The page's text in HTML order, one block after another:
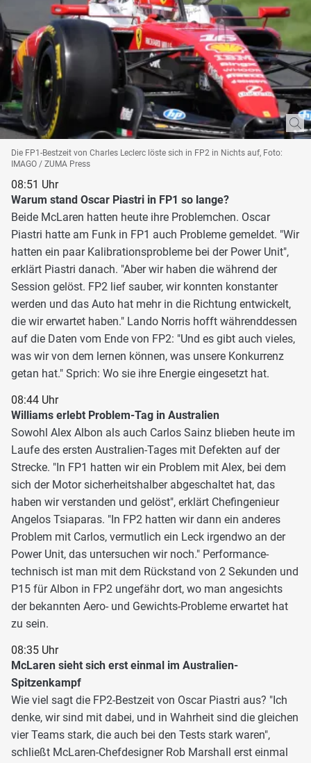
Die FP1-Bestzeit von Charles Leclerc löste sich in FP2 in Nichts auf, Foto:
IMAGO / ZUMA Press
08:51 Uhr
Warum stand Oscar Piastri in FP1 so lange?
Beide McLaren hatten heute ihre Problemchen. Oscar
Piastri hatte am Funk in FP1 auch Probleme gemeldet. "Wir
hatten ein paar Kalibrationsprobleme bei der Power Unit",
erklärt Piastri danach. "Aber wir haben die während der
Session gelöst. FP2 lief sauber, wir konnten konstanter
werden und das Auto hat mehr in die Richtung entwickelt,
die wir erwartet haben." Lando Norris hofft währenddessen
auf die Daten vom Ende von FP2: "Und es gibt auch vieles,
was wir von dem lernen können, was unsere Konkurrenz
getan hat." Sprich: Wo sie ihre Energie eingesetzt hat.
08:44 Uhr
Williams erlebt Problem-Tag in Australien
Sowohl Alex Albon als auch Carlos Sainz blieben heute im
Laufe des ersten Australien-Tages mit Defekten auf der
Strecke. "In FP1 hatten wir ein Problem mit Alex, bei dem
sich der Motor sicherheitshalber abgeschaltet hat, das
haben wir verstanden und gelöst", erklärt Chefingenieur
Angelos Tsiaparas. "In FP2 hatten wir dann ein anderes
Problem mit Carlos, vermutlich ein Leck irgendwo an der
Power Unit, das untersuchen wir noch." Performance-
technisch ist man mit dem Rückstand von 2 Sekunden und
P15 für Albon in FP2 ungefähr dort, wo man angesichts
der bekannten Aero- und Gewichts-Probleme erwartet hat
zu sein.
08:35 Uhr
McLaren sieht sich erst einmal im Australien-
Spitzenkampf
Wie viel sagt die FP2-Bestzeit von Oscar Piastri aus? "Ich
denke, wir sind mit dabei, und in Wahrheit sind die gleichen
vier Teams stark, die auch bei den Tests stark waren",
schließt McLaren-Chefdesigner Rob Marshall erst einmal